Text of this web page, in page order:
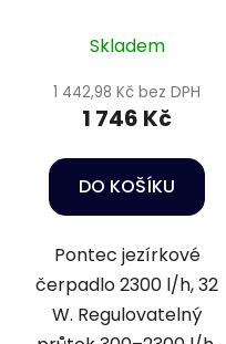
Skladem
1 442,98 Kč bez DPH
1 746 Kč
DO KOŠÍKU
Pontec jezírkové
čerpadlo 2300 l/h, 32
W. Regulovatelný